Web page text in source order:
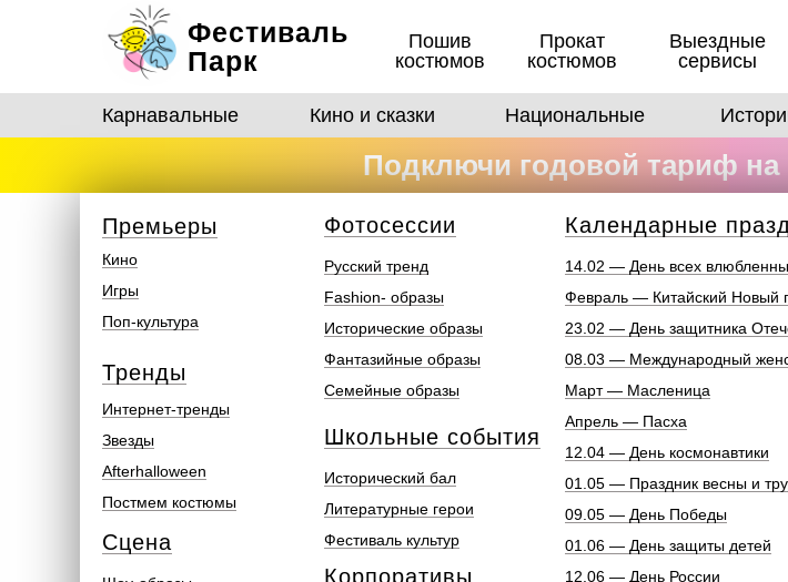
Фестиваль
Парк
Пошив
костюмов
Выездные
сервисы
Прокат
костюмов
Национальные
Кино и сказки
Карнавальные
Подключи годовой тариф на
Премьеры Фотосеcсии
Кино
Игры
Поп-культура
Тренды
Интернет-тренды
Звезды
Afterhalloween
Постмем костюмы
Сцена
Календарные
Русский тренд
Fashion- образы
Исторические образы
Фантазийные образы
Семейные образы
Школьные события
Исторический бал
Литературные герои
Фестиваль культур
Корпоративы
14.02 — День всех
Февраль — Китайский Новый
23.02 — День защитника
08.03 — Международный
Март — Масленица
Апрель — Пасха
12.04 — День космонавтики
01.05 — Праздник весны и
09.05 — День Победы
01.06 — День защиты детей
12.06 — День России